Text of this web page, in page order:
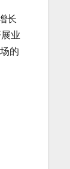
长
业
的